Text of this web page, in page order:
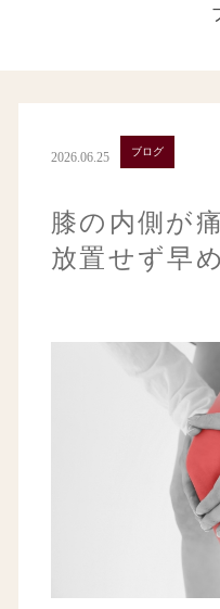
2026.06.25 ブログ
膝の内側が
放置せず早